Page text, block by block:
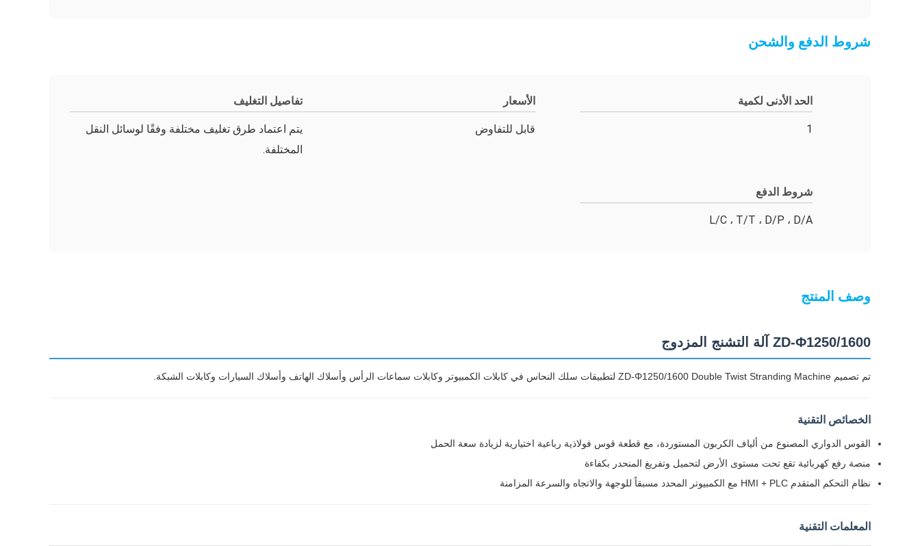
شروط الدفع والشحن
الحد الأدنى لكمية
1
الأسعار
قابل للتفاوض
تفاصيل التغليف
يتم اعتماد طرق تغليف مختلفة وفقًا لوسائل النقل
المختلفة.
شروط الدفع
L/C ، T/T ، D/P ، D/A
وصف المنتج
ZD-Φ1250/1600 آلة التشنج المزدوج
تم تصميم ZD-Φ1250/1600 Double Twist Stranding Machine لتطبيقات سلك النحاس في كابلات الكمبيوتر وكابلات سماعات الرأس وأسلاك الهاتف وأسلاك السيارات وكابلات الشبكة.
الخصائص التقنية
القوس الدواري المصنوع من ألياف الكربون المستوردة، مع قطعة قوس فولاذية رباعية اختيارية لزيادة سعة الحمل
منصة رفع كهربائية تقع تحت مستوى الأرض لتحميل وتفريغ المنحدر بكفاءة
نظام التحكم المتقدم HMI + PLC مع الكمبيوتر المحدد مسبقاً للوجهة والاتجاه والسرعة المزامنة
المعلمات التقنية